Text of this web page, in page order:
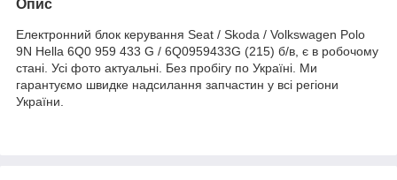
Опис
Електронний блок керування Seat / Skoda / Volkswagen Polo
9N Hella 6Q0 959 433 G / 6Q0959433G (215) б/в, є в робочому
стані. Усі фото актуальні. Без пробігу по Україні. Ми
гарантуємо швидке надсилання запчастин у всі регіони
України.